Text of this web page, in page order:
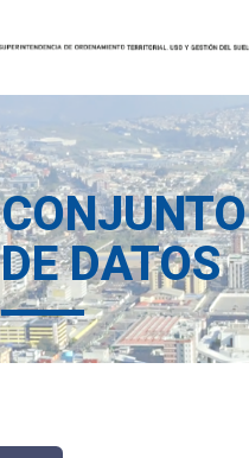
CONJUNTO
DE DATOS